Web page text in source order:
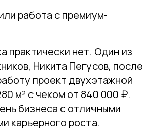
работа с премиум-
практически нет. Один из
Никита Пегусов, после
проект двухэтажной
м² с чеком от 840 000 ₽.
бизнеса с отличными
карьерного роста.